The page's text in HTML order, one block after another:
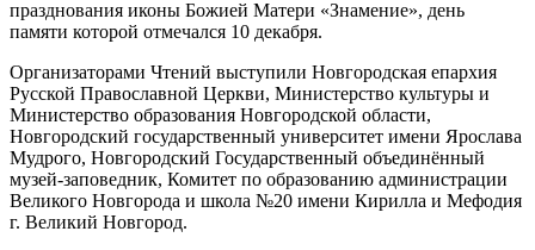
празднования иконы Божией Матери «Знамение», день
памяти которой отмечался 10 декабря.
Организаторами Чтений выступили Новгородская епархия
Русской Православной Церкви, Министерство культуры и
Министерство образования Новгородской области,
Новгородский государственный университет имени Ярослава
Мудрого, Новгородский Государственный объединённый
музей-заповедник, Комитет по образованию администрации
Великого Новгорода и школа №20 имени Кирилла и Мефодия
г. Великий Новгород.